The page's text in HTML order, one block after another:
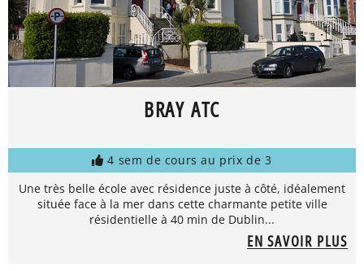
BRAY ATC
4 sem de cours au prix de 3
Une très belle école avec résidence juste à côté, idéalement
située face à la mer dans cette charmante petite ville
résidentielle à 40 min de Dublin...
EN SAVOIR PLUS